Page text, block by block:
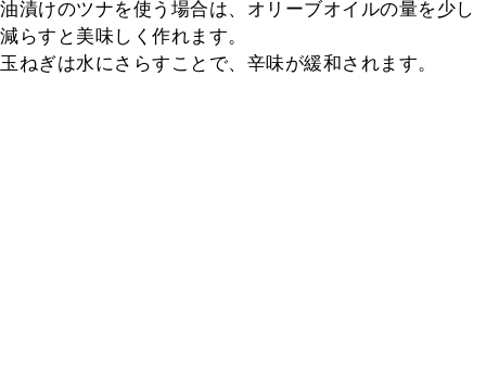
油漬けのツナを使う場合は、オリーブオイルの量を少し
減らすと美味しく作れます。
玉ねぎは水にさらすことで、辛味が緩和されます。